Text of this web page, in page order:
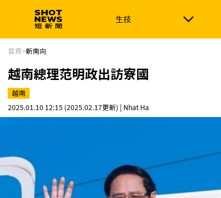
生技
生技 政治
新南向 體育
首頁>新南向
越南總理范明政出訪寮國
越南
2025.01.10 12:15 (2025.02.17更新) | Nhat Ha